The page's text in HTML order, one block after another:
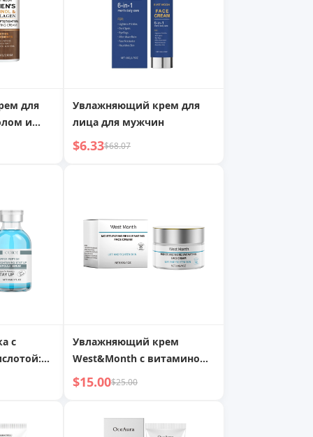
для
и
Увлажняющий крем для
лица для мужчин
$6.33$68.07
с
Увлажняющий крем
West&Month с витамином
E и глицерином: Глубокое
увлажнение, улучшает
сияющей кожи лица
$15.00$25.00